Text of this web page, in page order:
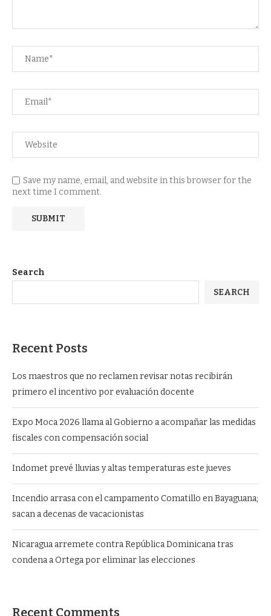
Save my name, email, and website in this browser for the
next time I comment.
Search
SEARCH
Recent Posts
Los maestros que no reclamen revisar notas recibirán
primero el incentivo por evaluación docente
Expo Moca 2026 llama al Gobierno a acompañar las medidas
fiscales con compensación social
Indomet prevé lluvias y altas temperaturas este jueves
Incendio arrasa con el campamento Comatillo en Bayaguana;
sacan a decenas de vacacionistas
Nicaragua arremete contra República Dominicana tras
condena a Ortega por eliminar las elecciones
Recent Comments